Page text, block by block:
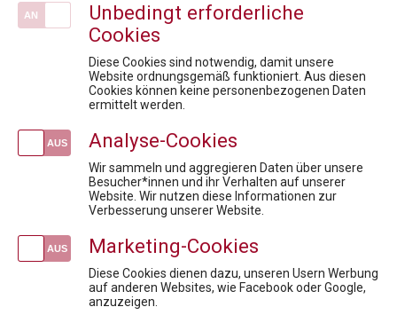
Fördermöglichkeiten für Privatpersonen
Mission / Vision
News
Market Access for you - Insider Know-how & Best Practice Modul 3
Veranstaltungen
Projektmanagement in der Pharmabranche
To Launch or not to Launch
Unbedingt erforderliche
Cookies
Diese Cookies sind notwendig, damit unsere
Website ordnungsgemäß funktioniert. Aus diesen
Cookies können keine personenbezogenen Daten
ermittelt werden.
Analyse-Cookies
Wir sammeln und aggregieren Daten über unsere
Besucher*innen und ihr Verhalten auf unserer
Website. Wir nutzen diese Informationen zur
Verbesserung unserer Website.
Marketing-Cookies
Diese Cookies dienen dazu, unseren Usern Werbung
auf anderen Websites, wie Facebook oder Google,
anzuzeigen.